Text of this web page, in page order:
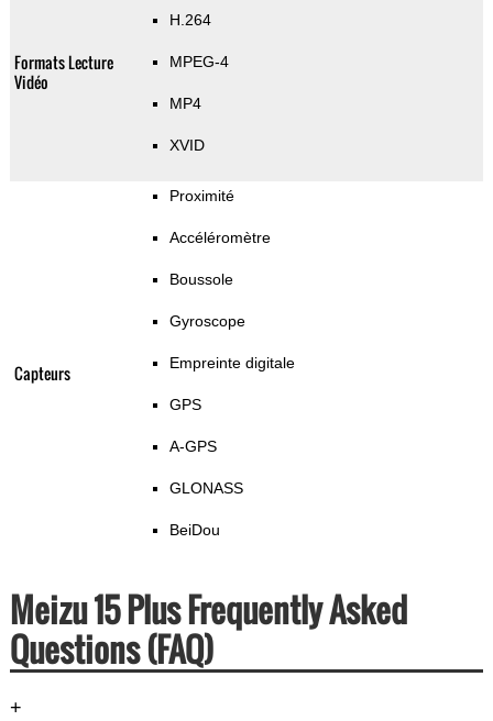
Formats Lecture
Vidéo
H.264
MPEG-4
MP4
XVID
Capteurs
Proximité
Accéléromètre
Boussole
Gyroscope
Empreinte digitale
GPS
A-GPS
GLONASS
BeiDou
Meizu 15 Plus Frequently Asked
Questions (FAQ)
+